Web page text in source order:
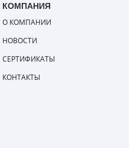
КОМПАНИЯ
О КОМПАНИИ
НОВОСТИ
СЕРТИФИКАТЫ
КОНТАКТЫ